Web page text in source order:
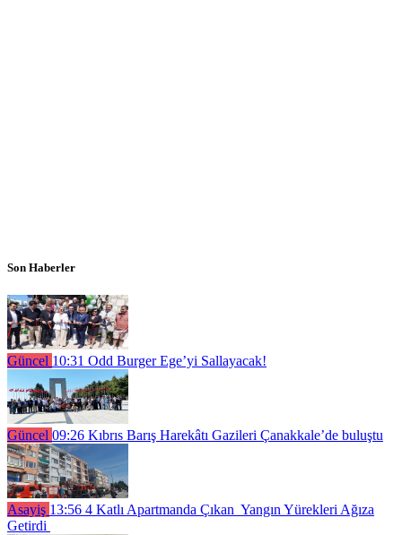
Son Haberler
Güncel 10:31 Odd Burger Ege’yi Sallayacak!
Güncel 09:26 Kıbrıs Barış Harekâtı Gazileri Çanakkale’de buluştu
Asayiş 13:56 4 Katlı Apartmanda Çıkan Yangın Yürekleri Ağıza
Getirdi